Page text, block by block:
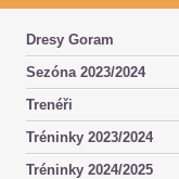
Dresy Goram
Sezóna 2023/2024
Trenéři
Tréninky 2023/2024
Tréninky 2024/2025